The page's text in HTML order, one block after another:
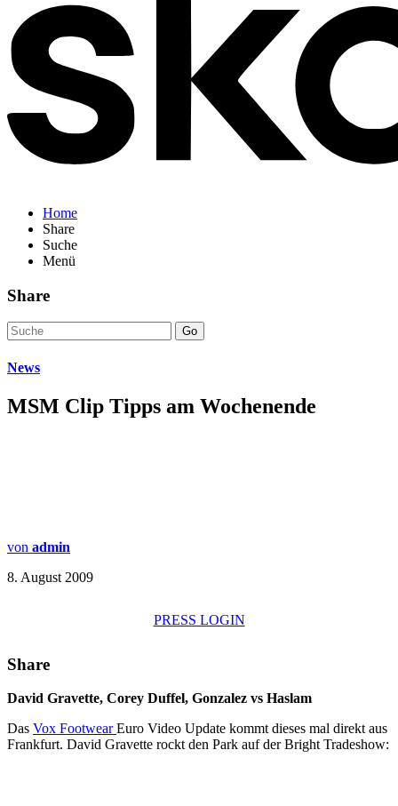
Home
Share
Suche
Menü
Share
Go
News
MSM Clip Tipps am Wochenende
von admin
8. August 2009
PRESS LOGIN
Share
David Gravette, Corey Duffel, Gonzalez vs Haslam
Das Vox FootwearEuro Video Update kommt dieses mal direkt aus
Frankfurt. David Gravette rockt den Park auf der Bright Tradeshow: